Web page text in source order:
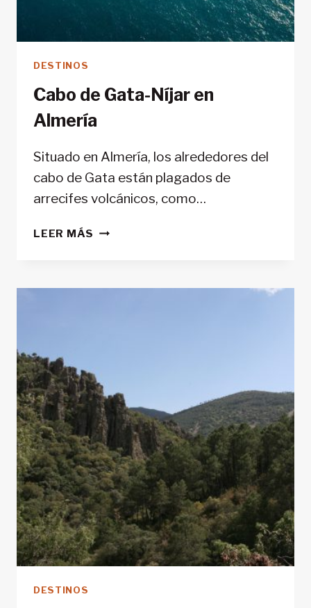
DESTINOS
Cabo de Gata-Níjar en
Almería
Situado en Almería, los alrededores del
cabo de Gata están plagados de
arrecifes volcánicos, como…
LEER MÁS CABO
DESTINOS